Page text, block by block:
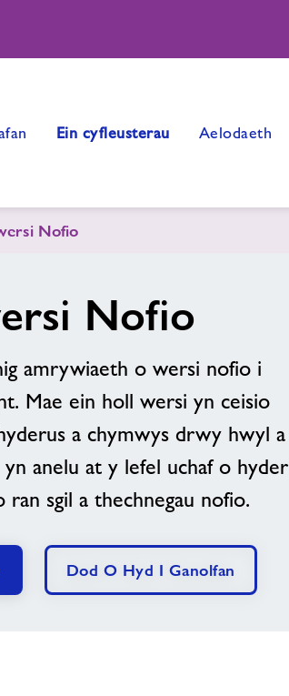
Ein cyfleusterau Aelodaeth
Nofio
Nofio
amrywiaeth o wersi nofio i
Mae ein holl wersi yn ceisio
a chymwys drwy hwyl a
anelu at y lefel uchaf o hyder
ran sgil a thechnegau nofio.
Dod O Hyd I Ganolfan